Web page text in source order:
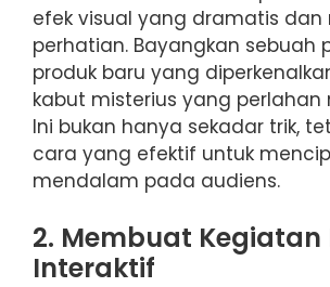
efek visual yang dramatis dan
perhatian. Bayangkan sebuah
produk baru yang
kabut misterius yang perlahan
Ini bukan hanya sekadar trik,
cara yang efektif untuk
mendalam pada audiens.
2. Membuat Kegiatan
Interaktif